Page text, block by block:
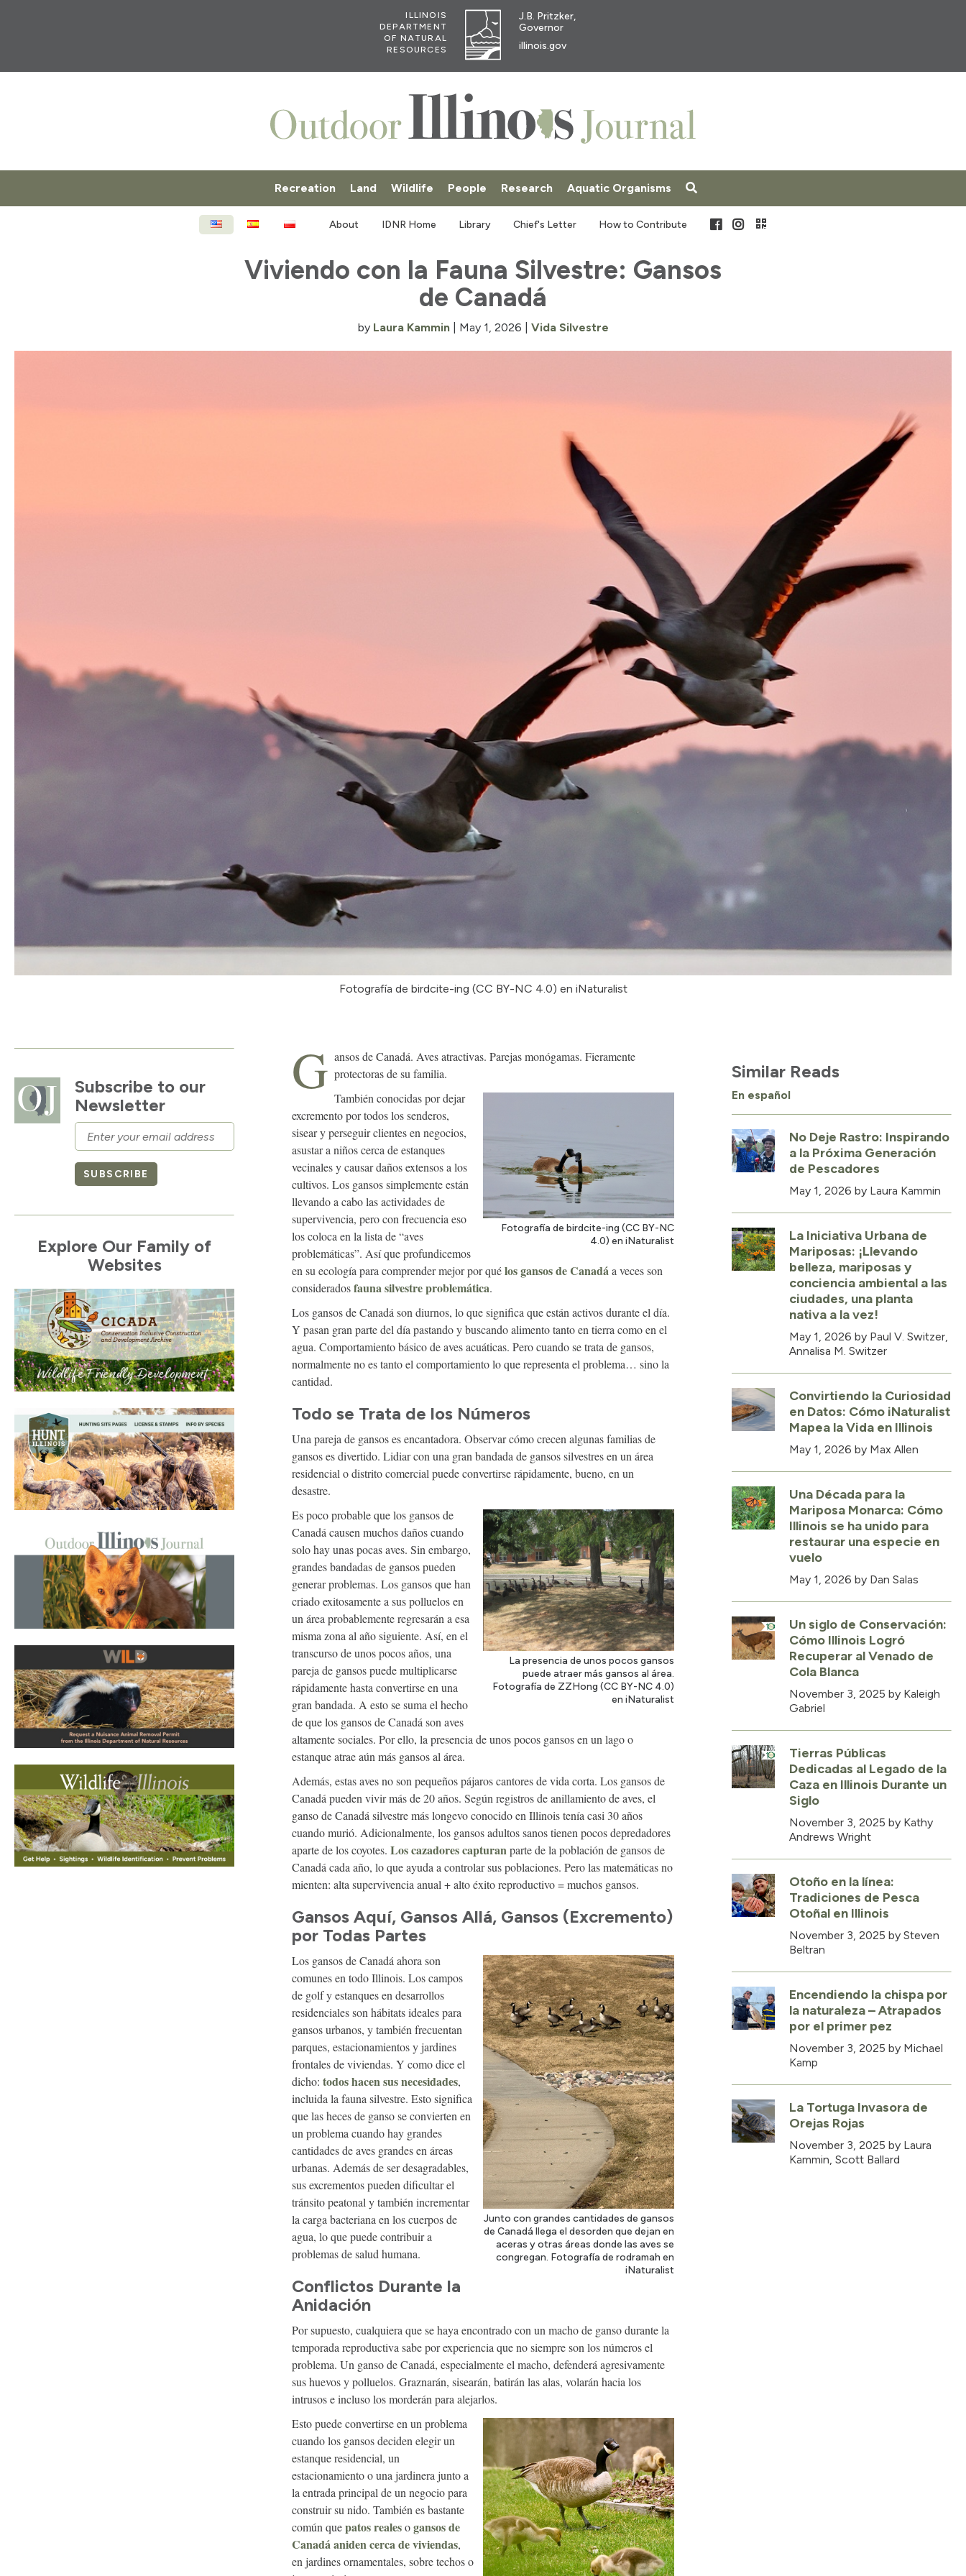
ILLINOIS
DEPARTMENT
OF NATURAL
RESOURCES
J.B. Pritzker,
Governor
illinois.gov
Recreation Land Wildlife People Research Aquatic Organisms
ENGLISHESPAÑOLPOLSKIAbout IDNR Home Library Chief's Letter How to Contribute Facebook
Instagram
Viviendo con la Fauna Silvestre: Gansos
de Canadá
by Laura Kammin| May 1, 2026 Vida Silvestre
Fotografía de birdcite-ing (CC BY-NC 4.0) en iNaturalist
G ansos de Canadá. Aves atractivas. Parejas monógamas. Fieramente
protectoras de su familia.
Fotografía de birdcite-ing (CC BY-NC
4.0) en iNaturalist
También conocidas por dejar
excremento por todos los senderos,
sisear y perseguir clientes en negocios,
asustar a niños cerca de estanques
vecinales y causar daños extensos a los
cultivos. Los gansos simplemente están
llevando a cabo las actividades de
supervivencia, pero con frecuencia eso
los coloca en la lista de “aves
problemáticas”. Así que profundicemos
en su ecología para comprender mejor por quélos gansos de Canadáa veces son
consideradosfauna silvestre problemática.
Los gansos de Canadá son diurnos, lo que significa que están activos durante el día.
Y pasan gran parte del día pastando y buscando alimento tanto en tierra como en el
agua. Comportamiento básico de aves acuáticas. Pero cuando se trata de gansos,
normalmente no es tanto el comportamiento lo que representa el problema… sino la
cantidad.
Todo se Trata de los Números
Una pareja de gansos es encantadora. Observar cómo crecen algunas familias de
gansos es divertido. Lidiar con una gran bandada de gansos silvestres en un área
residencial o distrito comercial puede convertirse rápidamente, bueno, en un
desastre.
La presencia de unos pocos gansos
puede atraer más gansos al área.
Fotografía de ZZHong (CC BY-NC 4.0)
en iNaturalist
Es poco probable que los gansos de
Canadá causen muchos daños cuando
solo hay unas pocas aves. Sin embargo,
grandes bandadas de gansos pueden
generar problemas. Los gansos que han
criado exitosamente a sus polluelos en
un área probablemente regresarán a esa
misma zona al año siguiente. Así, en el
transcurso de unos pocos años, una
pareja de gansos puede multiplicarse
rápidamente hasta convertirse en una
gran bandada. A esto se suma el hecho
de que los gansos de Canadá son aves
altamente sociales. Por ello, la presencia de unos pocos gansos en un lago o
estanque atrae aún más gansos al área.
Además, estas aves no son pequeños pájaros cantores de vida corta. Los gansos de
Canadá pueden vivir más de 20 años. Según registros de anillamiento de aves, el
ganso de Canadá silvestre más longevo conocido en Illinois tenía casi 30 años
cuando murió. Adicionalmente, los gansos adultos sanos tienen pocos depredadores
aparte de los coyotes. Los cazadores capturanparte de la población de gansos de
Canadá cada año, lo que ayuda a controlar sus poblaciones. Pero las matemáticas no
mienten: alta supervivencia anual + alto éxito reproductivo = muchos gansos.
Gansos Aquí, Gansos Allá, Gansos (Excremento)
por Todas Partes
Junto con grandes cantidades de gansos
de Canadá llega el desorden que dejan en
aceras y otras áreas donde las aves se
congregan. Fotografía de rodramah en
iNaturalist
Los gansos de Canadá ahora son
comunes en todo Illinois. Los campos
de golf y estanques en desarrollos
residenciales son hábitats ideales para
gansos urbanos, y también frecuentan
parques, estacionamientos y jardines
frontales de viviendas. Y como dice el
dicho: todos hacen sus necesidades,
incluida la fauna silvestre. Esto significa
que las heces de ganso se convierten en
un problema cuando hay grandes
cantidades de aves grandes en áreas
urbanas. Además de ser desagradables,
sus excrementos pueden dificultar el
tránsito peatonal y también incrementar
la carga bacteriana en los cuerpos de
agua, lo que puede contribuir a
problemas de salud humana.
Conflictos Durante la
Anidación
Por supuesto, cualquiera que se haya encontrado con un macho de ganso durante la
temporada reproductiva sabe por experiencia que no siempre son los números el
problema. Un ganso de Canadá, especialmente el macho, defenderá agresivamente
sus huevos y polluelos. Graznarán, sisearán, batirán las alas, volarán hacia los
intrusos e incluso los morderán para alejarlos.
Esto puede convertirse en un problema
cuando los gansos deciden elegir un
estanque residencial, un
estacionamiento o una jardinera junto a
la entrada principal de un negocio para
construir su nido. También es bastante
común quepatos realesogansos de
Canadáaniden cerca de viviendas,
en jardines ornamentales, sobre techos o
Subscribe to our
Newsletter
Email
SUBSCRIBE
Explore Our Family of
Websites
Similar Reads
En español
No Deje Rastro: Inspirando
a la Próxima Generación
de Pescadores
May 1, 2026 by Laura Kammin
La Iniciativa Urbana de
Mariposas: ¡Llevando
belleza, mariposas y
conciencia ambiental a las
ciudades, una planta
nativa a la vez!
May 1, 2026 by Paul V. Switzer,
Annalisa M. Switzer
Convirtiendo la Curiosidad
en Datos: Cómo iNaturalist
Mapea la Vida en Illinois
May 1, 2026 by Max Allen
Una Década para la
Mariposa Monarca: Cómo
Illinois se ha unido para
restaurar una especie en
vuelo
May 1, 2026 by Dan Salas
Un siglo de Conservación:
Cómo Illinois Logró
Recuperar al Venado de
Cola Blanca
November 3, 2025 by Kaleigh
Gabriel
Tierras Públicas
Dedicadas al Legado de la
Caza en Illinois Durante un
Siglo
November 3, 2025 by Kathy
Andrews Wright
Otoño en la línea:
Tradiciones de Pesca
Otoñal en Illinois
November 3, 2025 by Steven
Beltran
Encendiendo la chispa por
la naturaleza – Atrapados
por el primer pez
November 3, 2025 by Michael
Kamp
La Tortuga Invasora de
Orejas Rojas
November 3, 2025 by Laura
Kammin, Scott Ballard